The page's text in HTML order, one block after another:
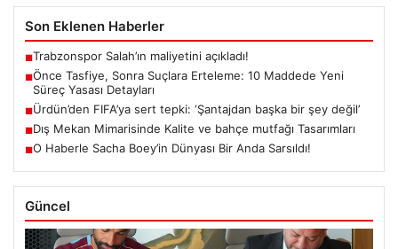
Son Eklenen Haberler
■Trabzonspor Salah’ın maliyetini açıkladı!
■Önce Tasfiye, Sonra Suçlara Erteleme: 10 Maddede Yeni
Süreç Yasası Detayları
■Ürdün’den FIFA’ya sert tepki: ‘Şantajdan başka bir şey değil’
■Dış Mekan Mimarisinde Kalite ve bahçe mutfağı Tasarımları
■O Haberle Sacha Boey’in Dünyası Bir Anda Sarsıldı!
Güncel